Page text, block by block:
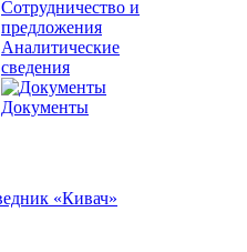
Сотрудничество и
предложения
Аналитические
сведения
Документы